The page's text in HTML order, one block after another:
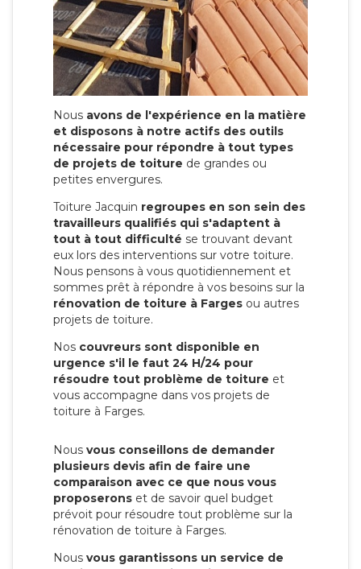
Nous avons de l'expérience en la matière
et disposons à notre actifs des outils
nécessaire pour répondre à tout types
de projets de toiture de grandes ou
petites envergures.
Toiture Jacquin regroupes en son sein des
travailleurs qualifiés qui s'adaptent à
tout à tout difficulté se trouvant devant
eux lors des interventions sur votre toiture.
Nous pensons à vous quotidiennement et
sommes prêt à répondre à vos besoins sur la
rénovation de toiture à Farges ou autres
projets de toiture.
Nos couvreurs sont disponible en
urgence s'il le faut 24 H/24 pour
résoudre tout problème de toiture et
vous accompagne dans vos projets de
toiture à Farges.
Nous vous conseillons de demander
plusieurs devis afin de faire une
comparaison avec ce que nous vous
proposerons et de savoir quel budget
prévoit pour résoudre tout problème sur la
rénovation de toiture à Farges.
Nous vous garantissons un service de